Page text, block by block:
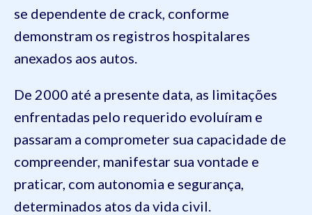
se dependente de crack, conforme
demonstram os registros hospitalares
anexados aos autos.
De 2000 até a presente data, as limitações
enfrentadas pelo requerido evoluíram e
passaram a comprometer sua capacidade de
compreender, manifestar sua vontade e
praticar, com autonomia e segurança,
determinados atos da vida civil.